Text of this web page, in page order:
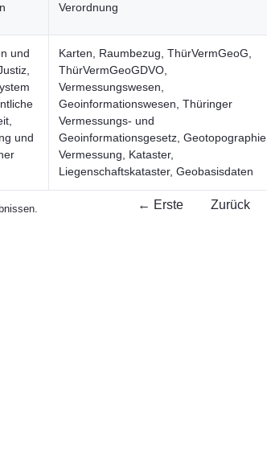
Verordnung
und
und
Karten, Raumbezug, ThürVermGeoG,
ThürVermGeoGDVO,
Vermessungswesen,
Geoinformationswesen, Thüringer
Vermessungs- und
Geoinformationsgesetz, Geotopographie,
Vermessung, Kataster,
Liegenschaftskataster, Geobasisdaten
← Erste Zurück